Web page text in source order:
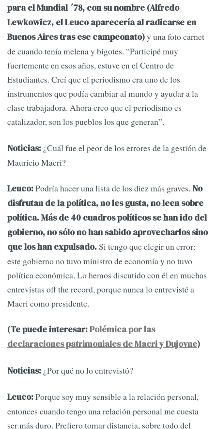
para el Mundial ´78, con su nombre (Alfredo
Lewkowicz, el Leuco aparecería al radicarse en
Buenos Aires tras ese campeonato)y una foto carnet
de cuando tenía melena y bigotes. “Participé muy
fuertemente en esos años, estuve en el Centro de
Estudiantes. Creí que el periodismo era uno de los
instrumentos que podía cambiar al mundo y ayudar a la
clase trabajadora. Ahora creo que el periodismo es
catalizador, son los pueblos los que generan”.
Noticias: ¿Cuál fue el peor de los errores de la gestión de
Mauricio Macri?
Leuco:Podría hacer una lista de los diez más graves. No
disfrutan de la política, no les gusta, no leen sobre
política. Más de 40 cuadros políticos se han ido del
gobierno, no sólo no han sabido aprovecharlos sino
que los han expulsado.Si tengo que elegir un error:
este gobierno no tuvo ministro de economía y no tuvo
política económica. Lo hemos discutido con él en muchas
entrevistas off the record, porque nunca lo entrevisté a
Macri como presidente.
(Te puede interesar:Polémica por las
declaraciones patrimoniales de Macri y Dujovne)
Noticias: ¿Por qué no lo entrevistó?
Leuco:Porque soy muy sensible a la relación personal,
entonces cuando tengo una relación personal me cuesta
ser más duro. Prefiero tomar distancia, sobre todo del